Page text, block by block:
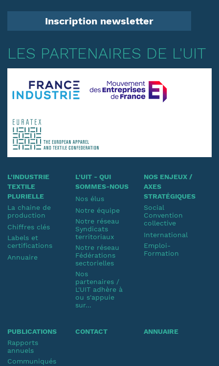
Inscription newsletter
LES PARTENAIRES DE L'UIT
L'INDUSTRIE
TEXTILE
PLURIELLE
La chaine de
production
Chiffres clés
Labels et
certifications
Annuaire
L'UIT - QUI
SOMMES-NOUS
Nos élus
Notre équipe
Notre réseau
Syndicats
territoriaux
Notre réseau
Fédérations
sectorielles
Nos
partenaires /
L'UIT adhère à
ou s'appuie
sur...
NOS ENJEUX /
AXES
STRATÉGIQUES
Social
Convention
collective
International
Emploi-
Formation
PUBLICATIONS
Rapports
annuels
Communiqués
CONTACT ANNUAIRE